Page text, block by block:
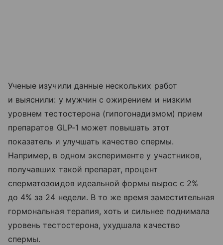
Ученые изучили данные нескольких работ
и выяснили: у мужчин с ожирением и низким
уровнем тестостерона (гипогонадизмом) прием
препаратов GLP‑1 может повышать этот
показатель и улучшать качество спермы.
Например, в одном эксперименте у участников,
получавших такой препарат, процент
сперматозоидов идеальной формы вырос с 2%
до 4% за 24 недели. В то же время заместительная
гормональная терапия, хоть и сильнее поднимала
уровень тестостерона, ухудшала качество
спермы.